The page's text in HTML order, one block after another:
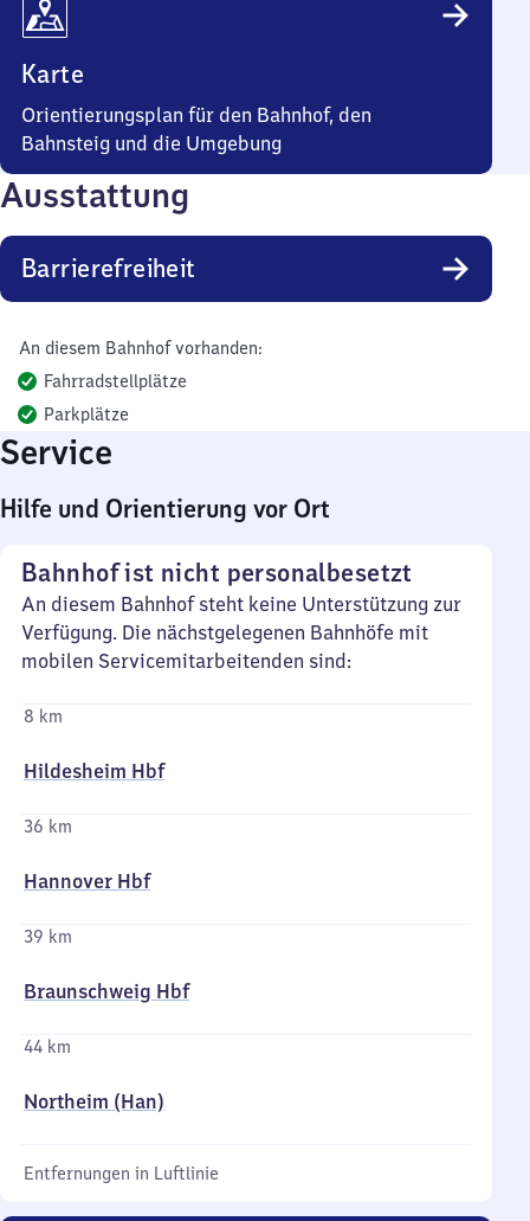
Karte
Orientierungsplan für den Bahnhof, den
Bahnsteig und die Umgebung
Ausstattung
Barrierefreiheit
An diesem Bahnhof vorhanden:
Fahrradstellplätze
Parkplätze
Service
Hilfe und Orientierung vor Ort
Bahnhof ist nicht personalbesetzt
An diesem Bahnhof steht keine Unterstützung zur
Verfügung. Die nächstgelegenen Bahnhöfe mit
mobilen Servicemitarbeitenden sind:
8 km
Hildesheim Hbf
36 km
Hannover Hbf
39 km
Braunschweig Hbf
44 km
Northeim (Han)
Entfernungen in Luftlinie